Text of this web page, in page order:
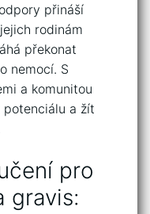
přináší
rodinám
překonat
nemocí. S
a komunitou
potenciálu a‌ žít
pro
gravis: